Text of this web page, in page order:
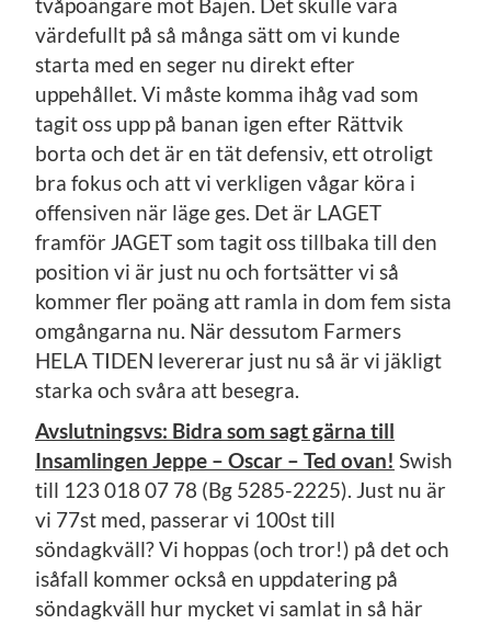
värdefullt på så många sätt om vi kunde
starta med en seger nu direkt efter
uppehållet. Vi måste komma ihåg vad som
tagit oss upp på banan igen efter Rättvik
borta och det är en tät defensiv, ett otroligt
bra fokus och att vi verkligen vågar köra i
offensiven när läge ges. Det är LAGET
framför JAGET som tagit oss tillbaka till den
position vi är just nu och fortsätter vi så
kommer fler poäng att ramla in dom fem sista
omgångarna nu. När dessutom Farmers
HELA TIDEN levererar just nu så är vi jäkligt
starka och svåra att besegra.
Avslutningsvs: Bidra som sagt gärna till
Insamlingen Jeppe – Oscar – Ted ovan! Swish
till 123 018 07 78 (Bg 5285-2225). Just nu är
vi 77st med, passerar vi 100st till
söndagkväll? Vi hoppas (och tror!) på det och
isåfall kommer också en uppdatering på
söndagkväll hur mycket vi samlat in så här